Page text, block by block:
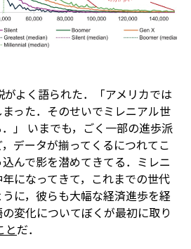
よく語られた．「アメリカでは
った．そのせいでミレニアル世
」 いまでも，ごく一部の進歩派
データが揃ってくるにつれてこ
んで影を潜めてきてる．ミレニ
になってきて，これまでの世代
に，彼らも大幅な経済進歩を経
変化についてぼくが最初に取り
とだ．